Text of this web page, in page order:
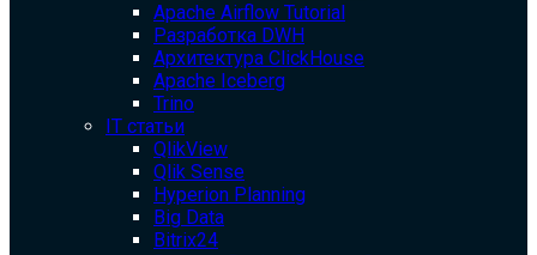
Apache Airflow Tutorial
Разработка DWH
Архитектура ClickHouse
Apache Iceberg
Trino
IT статьи
QlikView
Qlik Sense
Hyperion Planning
Big Data
Bitrix24